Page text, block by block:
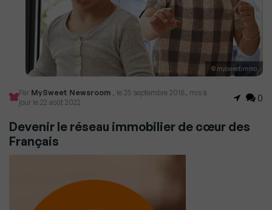
© mysweetimmo
Par MySweet Newsroom , le 25 septembre 2018, mis à
jour le 22 août 2022
0
Devenir le réseau immobilier de cœur des
Français